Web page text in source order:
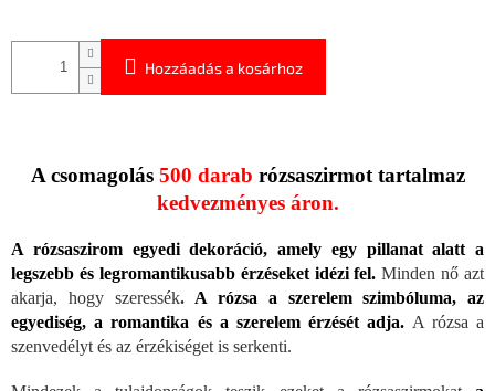
Hozzáadás a kosárhoz
A csomagolás 500 darab rózsaszirmot tartalmaz
kedvezményes áron.
A rózsaszirom egyedi dekoráció, amely egy pillanat alatt a
legszebb és legromantikusabb érzéseket idézi fel.Minden nő azt
akarja, hogy szeressék.
A rózsa a szerelem szimbóluma, az
egyediség, a romantika és a szerelem érzését adja. A rózsa a
szenvedélyt és az érzékiséget is serkenti.